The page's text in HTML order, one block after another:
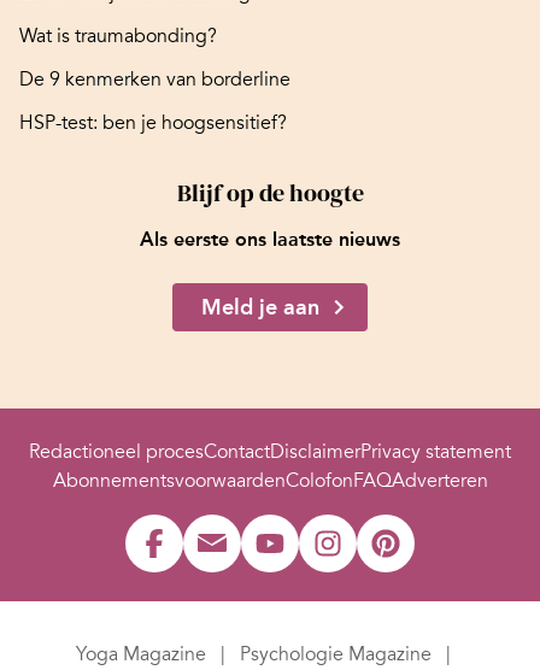
Wat is traumabonding?
De 9 kenmerken van borderline
HSP-test: ben je hoogsensitief?
Blijf op de hoogte
Als eerste ons laatste nieuws
Meld je aan
Redactioneel procesContactDisclaimerPrivacy statement
AbonnementsvoorwaardenColofonFAQAdverteren
Yoga Magazine Psychologie Magazine